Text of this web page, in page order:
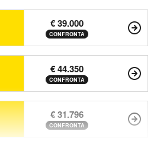
€ 39.000
CONFRONTA
€ 44.350
CONFRONTA
€ 31.796
CONFRONTA